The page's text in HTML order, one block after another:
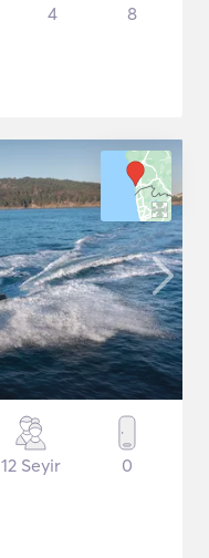
4 8
12 Seyir 0